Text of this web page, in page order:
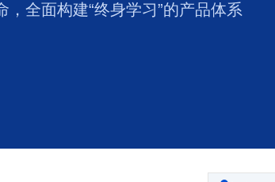
，全面构建“终身学习”的产品体系